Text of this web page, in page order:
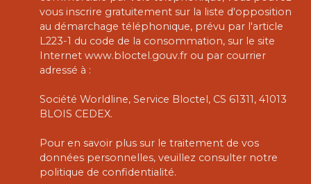
vous inscrire gratuitement sur la liste d'opposition
au démarchage téléphonique, prévu par l'article
L223-1 du code de la consommation, sur le site
Internet www.bloctel.gouv.fr ou par courrier
adressé à :
Société Worldline, Service Bloctel, CS 61311, 41013
BLOIS CEDEX.
Pour en savoir plus sur le traitement de vos
données personnelles, veuillez consulter notre
politique de confidentialité.